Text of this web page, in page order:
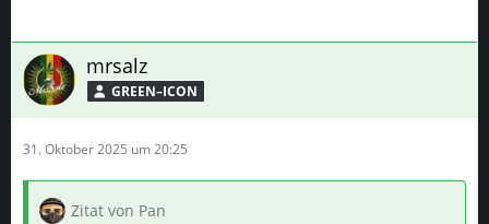
mrsalz
GREEN–ICON
31. Oktober 2025 um 20:25
Zitat von Pan